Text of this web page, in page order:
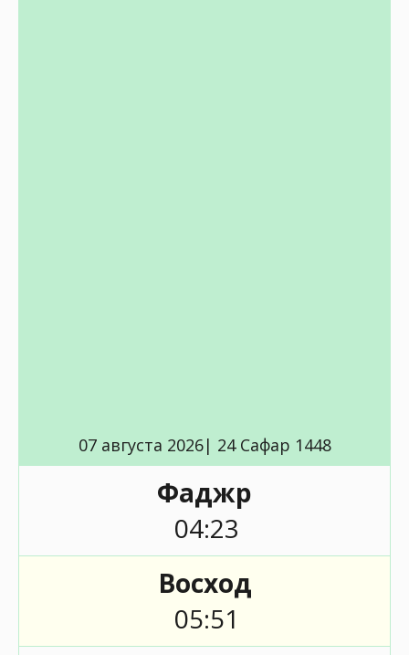
07 августа 2026| 24 Сафар 1448
Фаджр
04:23
Восход
05:51